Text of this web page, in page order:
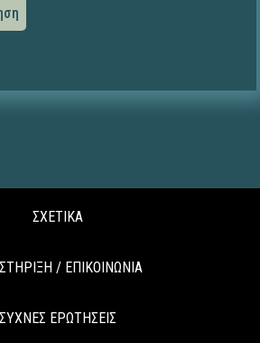
ΣΧΕΤΙΚΑ
/ ΕΠΙΚΟΙΝΩΝΙΑ
ΣΥΧΝΕΣ ΕΡΩΤΗΣΕΙΣ